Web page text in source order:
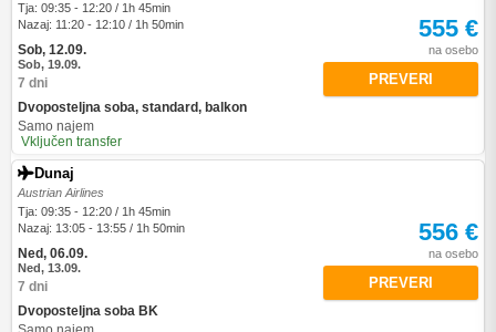
Tja: 09:35 - 12:20 / 1h 45min
Nazaj: 11:20 - 12:10 / 1h 50min
Sob, 12.09.
Sob, 19.09.
7 dni
Dvoposteljna soba, standard, balkon
Samo najem
Vključen transfer
555 €
na osebo
PREVERI
Dunaj
Austrian Airlines
Tja: 09:35 - 12:20 / 1h 45min
Nazaj: 13:05 - 13:55 / 1h 50min
Ned, 06.09.
Ned, 13.09.
7 dni
Dvoposteljna soba BK
556 €
na osebo
PREVERI